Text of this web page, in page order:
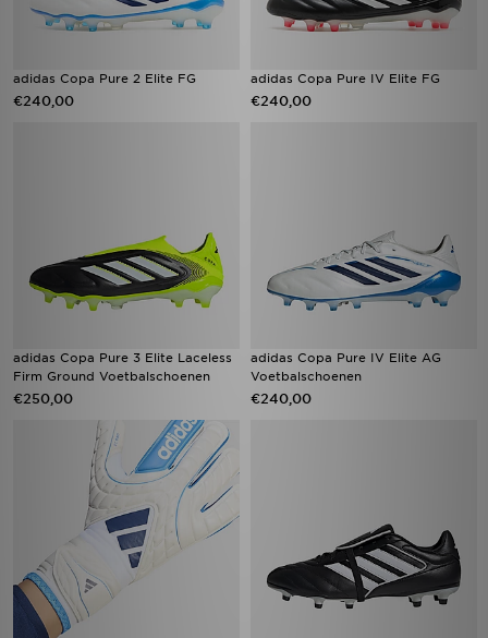
adidas Copa Pure 2 Elite FG
€240,00
adidas Copa Pure IV Elite FG
€240,00
adidas Copa Pure 3 Elite Laceless
Firm Ground Voetbalschoenen
€250,00
adidas Copa Pure IV Elite AG
Voetbalschoenen
€240,00